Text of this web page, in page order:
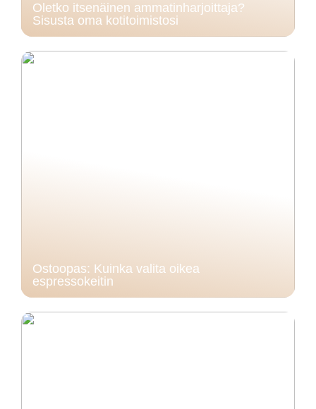
Oletko itsenäinen ammatinharjoittaja?
Sisusta oma kotitoimistosi
Ostoopas: Kuinka valita oikea
espressokeitin